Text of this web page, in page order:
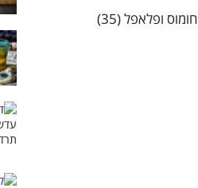
חומוס ופלאפל (35)